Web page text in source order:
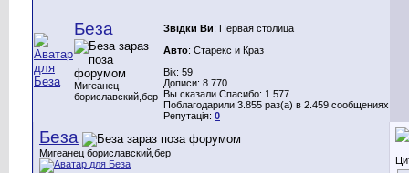
Беза
Мигеанец
бориславский,бер
Звідки Ви: Первая столица
Авто: Старекс и Краз
Вік: 59
Дописи: 8.770
Вы сказали Спасибо: 1.577
Поблагодарили 3.855 раз(а) в 2.459 сообщениях
Репутація: 0
Беза
Мигеанец бориславский,бер